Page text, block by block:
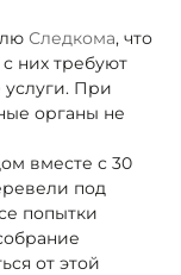
Следкома, что
них требуют
При
органы не
вместе с 30
под
попытки
от этой